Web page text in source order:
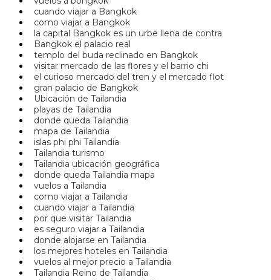
cuando viajar a Bangkok
como viajar a Bangkok
la capital Bangkok es un urbe llena de contra
Bangkok el palacio real
templo del buda reclinado en Bangkok
visitar mercado de las flores y el barrio chi
el curioso mercado del tren y el mercado flot
gran palacio de Bangkok
Ubicación de Tailandia
playas de Tailandia
donde queda Tailandia
mapa de Tailandia
islas phi phi Tailandia
Tailandia turismo
Tailandia ubicación geográfica
donde queda Tailandia mapa
vuelos a Tailandia
como viajar a Tailandia
cuando viajar a Tailandia
por que visitar Tailandia
es seguro viajar a Tailandia
donde alojarse en Tailandia
los mejores hoteles en Tailandia
vuelos al mejor precio a Tailandia
Tailandia Reino de Tailandia